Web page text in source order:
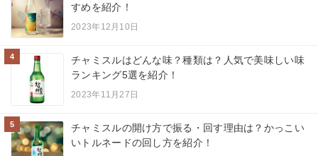
すめを紹介！
2023年12月10日
4
チャミスルはどんな味？種類は？人気で美味しい味
ランキング5選を紹介！
2023年11月27日
5
チャミスルの開け方で振る・回す理由は？かっこい
いトルネードの回し方を紹介！